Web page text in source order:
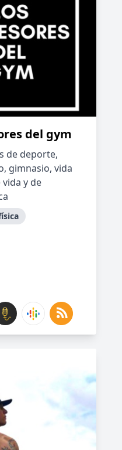
del gym
de deporte,
gimnasio, vida
y de